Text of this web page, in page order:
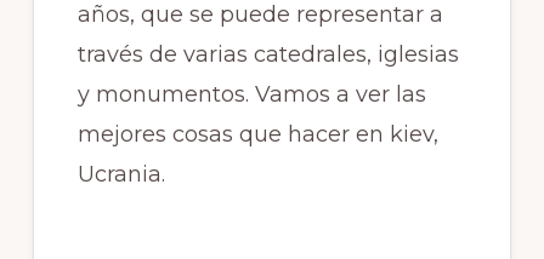
años, que se puede representar a
través de varias catedrales, iglesias
y monumentos. Vamos a ver las
mejores cosas que hacer en kiev,
Ucrania.